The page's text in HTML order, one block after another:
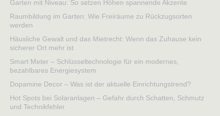
Garten mit Niveau: So setzen Höhen spannende Akzente
Raumbildung im Garten: Wie Freiräume zu Rückzugsorten
werden
Häusliche Gewalt und das Mietrecht: Wenn das Zuhause kein
sicherer Ort mehr ist
Smart Meter – Schlüsseltechnologie für ein modernes,
bezahlbares Energiesystem
Dopamine Decor – Was ist der aktuelle Einrichtungstrend?
Hot Spots bei Solaranlagen – Gefahr durch Schatten, Schmutz
und Technikfehler